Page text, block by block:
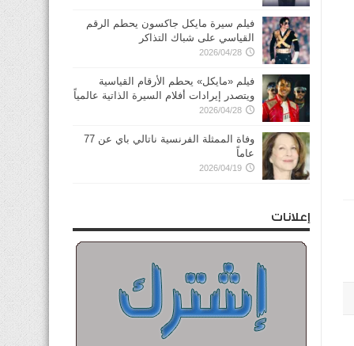
فيلم سيرة مايكل جاكسون يحطم الرقم
القياسي على شباك التذاكر
2026/04/28
فيلم «مايكل» يحطم الأرقام القياسية
ويتصدر إيرادات أفلام السيرة الذاتية عالمياً
2026/04/28
وفاة الممثلة الفرنسية ناتالي باي عن 77
عاماً
2026/04/19
إعلانات